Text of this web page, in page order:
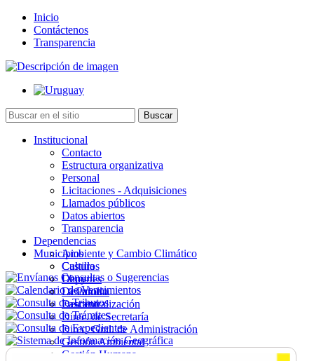
Inicio
Contáctenos
Transparencia
Institucional
Contacto
Estructura organizativa
Personal
Licitaciones - Adquisiciones
Llamados públicos
Datos abiertos
Transparencia
Dependencias
Ambiente y Cambio Climático
Cultura
Deportes
Desarrollo
Descentralización
Direc. de Secretaría
Direc. Gral. de Administración
Gestión Ambiental
Gestión Humana
Municipios
Castillos
Chuy
La Paloma
Lascano